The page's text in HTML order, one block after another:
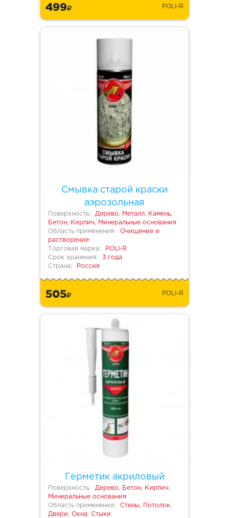
499 POLI-R
Смывка старой краски
аэрозольная
Поверхность:
Дерево, Металл, Камень,
Бетон, Кирпич, Минеральные основания
Область применения:
Очищение и
растворение
Торговая марка:
POLI-R
Срок хранения:
3 года
Страна:
Россия
505 POLI-R
Герметик акриловый
Поверхность:
Дерево, Бетон, Кирпич,
Минеральные основания
Область применения:
Стены, Потолок,
Двери, Окна, Стыки